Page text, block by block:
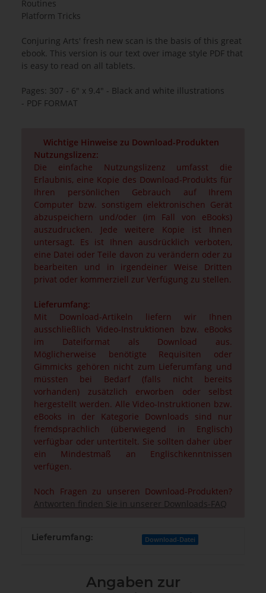
Routines
Platform Tricks
Conjuring Arts' fresh new scan is the basis of this great
ebook. This version is our text over image style PDF that
is easy to read on all tablets.
Pages: 307 - 6" x 9.4" - Black and white illustrations
- PDF FORMAT
Wichtige Hinweise zu Download-Produkten
Nutzungslizenz:
Die einfache Nutzungslizenz umfasst die
Erlaubnis, eine Kopie des Download-Produkts für
Ihren persönlichen Gebrauch auf Ihrem
Computer bzw. sonstigem elektronischen Gerät
abzuspeichern und/oder (im Fall von eBooks)
auszudrucken. Jede weitere Kopie ist Ihnen
untersagt. Es ist Ihnen ausdrücklich verboten,
eine Datei oder Teile davon zu verändern oder zu
bearbeiten und in irgendeiner Weise Dritten
privat oder kommerziell zur Verfügung zu stellen.
Lieferumfang:
Mit Download-Artikeln liefern wir Ihnen
ausschließlich Video-Instruktionen bzw. eBooks
im Dateiformat als Download aus.
Möglicherweise benötigte Requisiten oder
Gimmicks gehören nicht zum Lieferumfang und
müssten bei Bedarf (falls nicht bereits
vorhanden) zusätzlich erworben oder selbst
hergestellt werden. Alle Video-Instruktionen bzw.
eBooks in der Kategorie Downloads sind nur
fremdsprachlich (überwiegend in Englisch)
verfügbar oder untertitelt. Sie sollten daher über
ein Mindestmaß an Englischkenntnissen
verfügen.
Noch Fragen zu unseren Download-Produkten?
Antworten finden Sie in unserer Downloads-FAQ
Lieferumfang: Download-Datei
Angaben zur